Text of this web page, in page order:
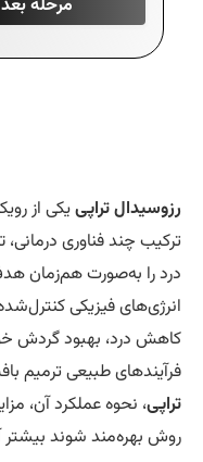
تراپییکی از
چند فناوری درمانی،
را به‌صورت هم‌زمان هدف
فیزیکی کنترل‌شده
درد، بهبود گردش خون
طبیعی ترمیم بافت
، نحوه عملکرد آن، مزایا،
بهره‌مند شوند بیشتر